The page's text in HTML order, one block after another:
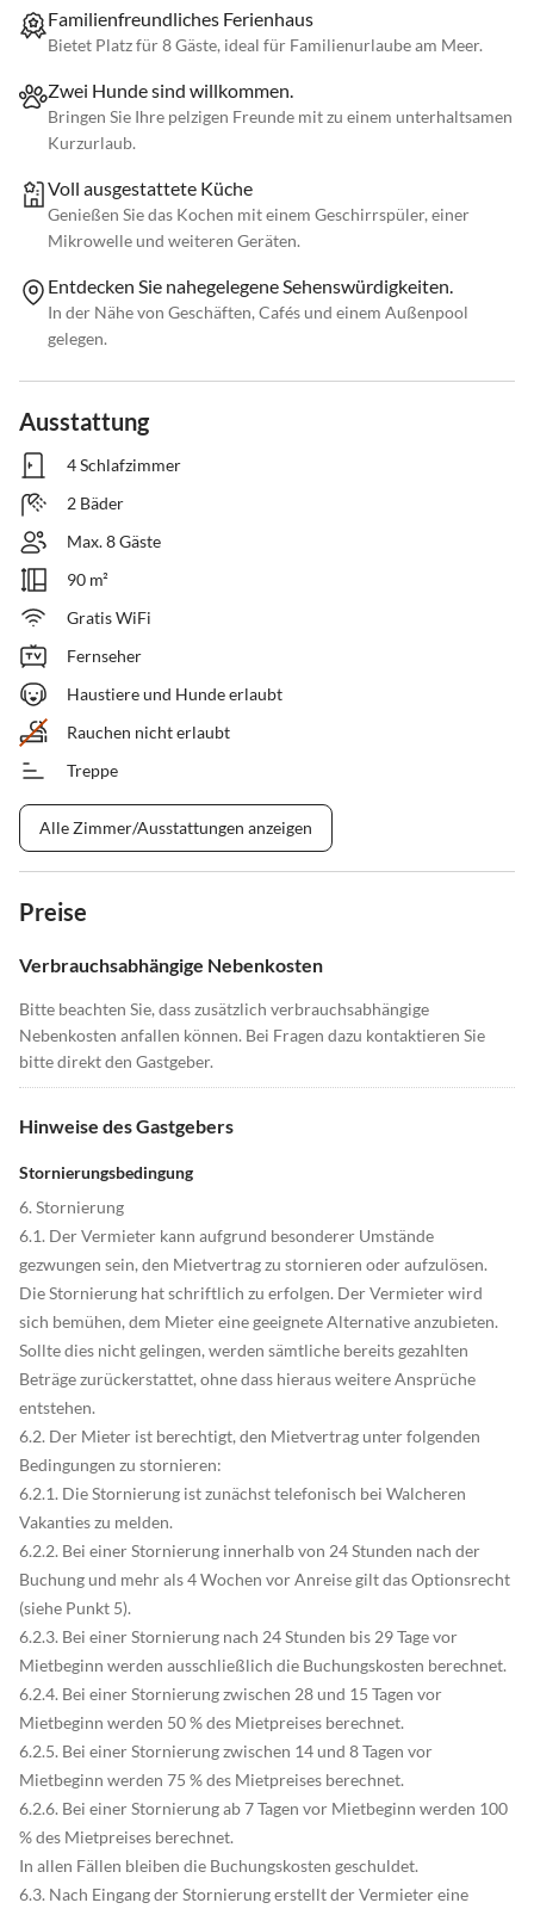
Familienfreundliches Ferienhaus
Bietet Platz für 8 Gäste, ideal für Familienurlaube am Meer.
Zwei Hunde sind willkommen.
Bringen Sie Ihre pelzigen Freunde mit zu einem unterhaltsamen
Kurzurlaub.
Voll ausgestattete Küche
Genießen Sie das Kochen mit einem Geschirrspüler, einer
Mikrowelle und weiteren Geräten.
Entdecken Sie nahegelegene Sehenswürdigkeiten.
In der Nähe von Geschäften, Cafés und einem Außenpool
gelegen.
Ausstattung
4 Schlafzimmer
2 Bäder
Max. 8 Gäste
90 m²
Gratis WiFi
Fernseher
Haustiere und Hunde erlaubt
Rauchen nicht erlaubt
Treppe
Alle Zimmer/Ausstattungen anzeigen
Preise
Verbrauchsabhängige Nebenkosten
Bitte beachten Sie, dass zusätzlich verbrauchsabhängige
Nebenkosten anfallen können. Bei Fragen dazu kontaktieren Sie
bitte direkt den Gastgeber.
Hinweise des Gastgebers
Stornierungsbedingung
6. Stornierung
6.1. Der Vermieter kann aufgrund besonderer Umstände
gezwungen sein, den Mietvertrag zu stornieren oder aufzulösen.
Die Stornierung hat schriftlich zu erfolgen. Der Vermieter wird
sich bemühen, dem Mieter eine geeignete Alternative anzubieten.
Sollte dies nicht gelingen, werden sämtliche bereits gezahlten
Beträge zurückerstattet, ohne dass hieraus weitere Ansprüche
entstehen.
6.2. Der Mieter ist berechtigt, den Mietvertrag unter folgenden
Bedingungen zu stornieren:
6.2.1. Die Stornierung ist zunächst telefonisch bei Walcheren
Vakanties zu melden.
6.2.2. Bei einer Stornierung innerhalb von 24 Stunden nach der
Buchung und mehr als 4 Wochen vor Anreise gilt das Optionsrecht
(siehe Punkt 5).
6.2.3. Bei einer Stornierung nach 24 Stunden bis 29 Tage vor
Mietbeginn werden ausschließlich die Buchungskosten berechnet.
6.2.4. Bei einer Stornierung zwischen 28 und 15 Tagen vor
Mietbeginn werden 50 % des Mietpreises berechnet.
6.2.5. Bei einer Stornierung zwischen 14 und 8 Tagen vor
Mietbeginn werden 75 % des Mietpreises berechnet.
6.2.6. Bei einer Stornierung ab 7 Tagen vor Mietbeginn werden 100
% des Mietpreises berechnet.
In allen Fällen bleiben die Buchungskosten geschuldet.
6.3. Nach Eingang der Stornierung erstellt der Vermieter eine